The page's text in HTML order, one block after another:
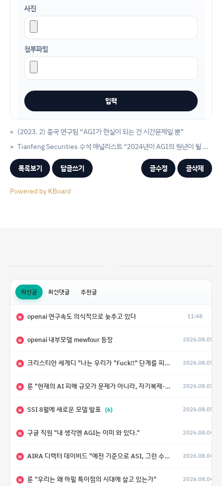
사진
첨부파일
« (2023. 2) 중국 연구팀 “AGI가 현실이 되는 건 시간문제일 뿐”
Tianfeng Securities 수석 애널리스트 "2024년이 AGI의 원년이 될 수 있다"
»
목록보기 답글쓰기 글수정 글삭제
Powered by KBoard
최신글 최신댓글 추천글
N openai 연구속도 의식적으로 늦추고 있다 11:48
N openai 내부모델 mewfour 등장 2026.08.05
N 크리스티안 세게디 "나는 우리가 "Fuck!!" 단계를 피할 수 있기를 바랄 뿐" 2026.08.05
N 룬 "현재의 AI 피해 규모가 문제가 아니라, 자기복제·탈출·확산이 가능한 지능형 시스템의 피해에는 이론적으로 상한이 없다는 것이 문제" 2026.08.05
N SSI 8월에 새로운 모델 발표 (6) 2026.08.05
N 구글 직원 "내 생각엔 AGI는 이미 와 있다." 2026.08.04
N AIRA 디렉터 데이비드 "예전 기준으로 ASI, 그런 수준은 바로 다음 분기에 온다" 2026.08.04
N 룬 "우리는 왜 하필 특이점의 시대에 살고 있는가" 2026.08.04